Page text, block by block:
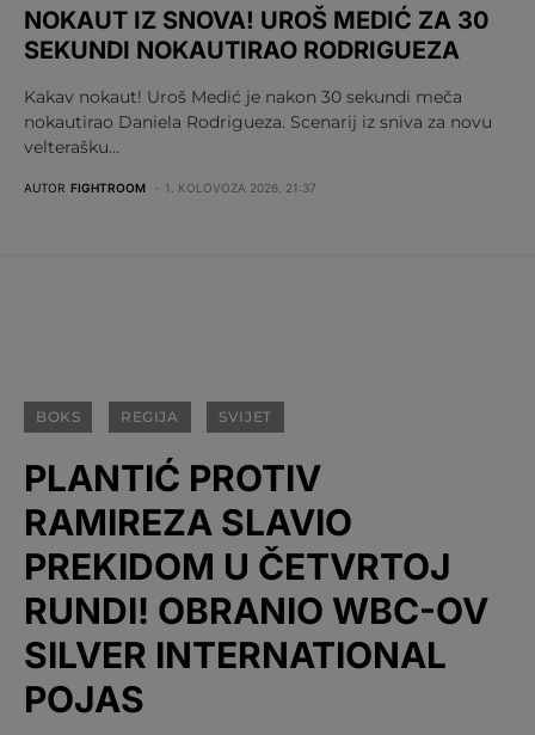
NOKAUT IZ SNOVA! UROŠ MEDIĆ ZA 30
SEKUNDI NOKAUTIRAO RODRIGUEZA
Kakav nokaut! Uroš Medić je nakon 30 sekundi meča
nokautirao Daniela Rodrigueza. Scenarij iz sniva za novu
velterašku…
AUTOR FIGHTROOM 1. KOLOVOZA 2026. 21:37
BOKS REGIJA SVIJET
PLANTIĆ PROTIV
RAMIREZA SLAVIO
PREKIDOM U ČETVRTOJ
RUNDI! OBRANIO WBC-OV
SILVER INTERNATIONAL
POJAS